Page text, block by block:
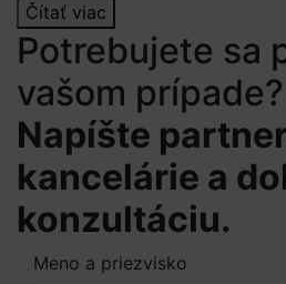
Čítať viac
Potrebujete sa
vašom prípade?
Napíšte
kancelárie a
konzultáciu.
Meno a priezvisko